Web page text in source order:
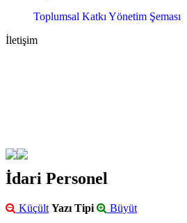
Toplumsal Katkı Yönetim Şeması
İletişim
İdari Personel
Küçült Yazı Tipi Büyüt